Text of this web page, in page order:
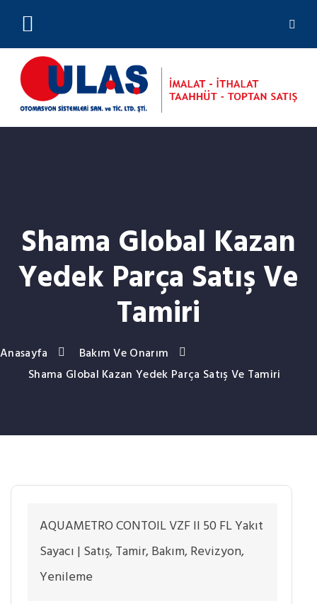
Shama Global Kazan
Yedek Parça Satış Ve
Tamiri
Anasayfa
Bakım Ve Onarım
Shama Global Kazan Yedek Parça Satış Ve Tamiri
AQUAMETRO CONTOIL VZF II 50 FL Yakıt
Sayacı | Satış, Tamir, Bakım, Revizyon,
Yenileme